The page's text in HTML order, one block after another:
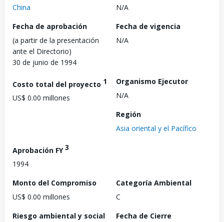
China
N/A
Fecha de aprobación
(a partir de la presentación
ante el Directorio)
30 de junio de 1994
Fecha de vigencia
N/A
Costo total del proyecto 1
US$ 0.00 millones
Organismo Ejecutor
N/A
Región
Asia oriental y el Pacífico
Aprobación FY3
1994
Monto del Compromiso
US$ 0.00 millones
Categoría Ambiental
C
Riesgo ambiental y social
Fecha de Cierre